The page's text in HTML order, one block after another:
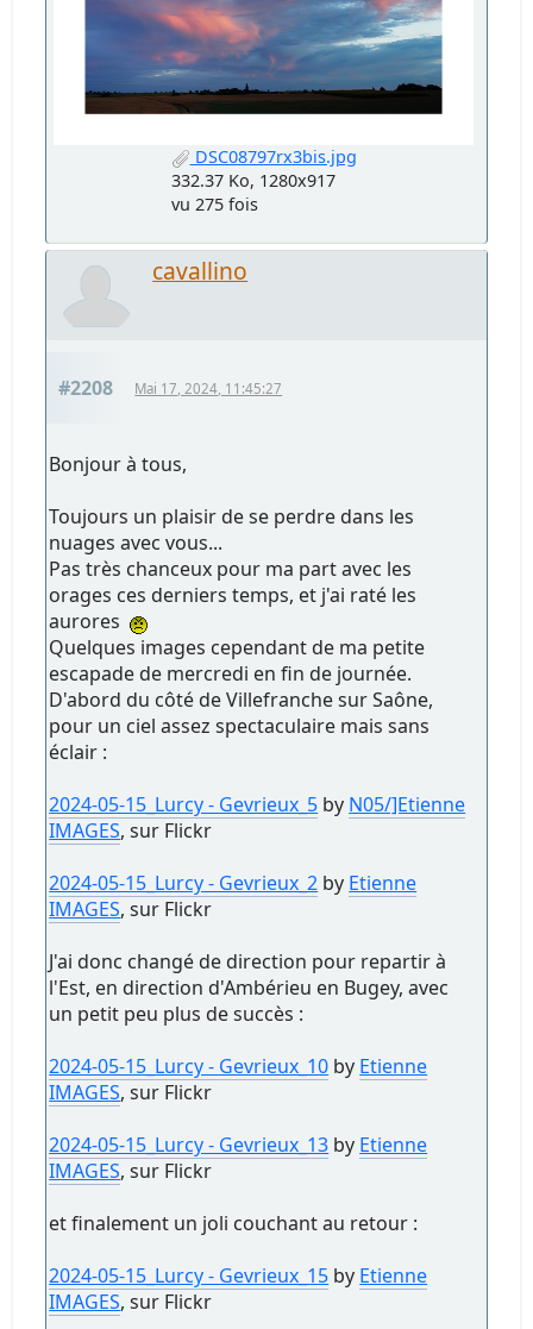
DSC08797rx3bis.jpg
332.37 Ko, 1280x917
vu 275 fois
cavallino
#2208 Mai 17, 2024, 11:45:27
Bonjour à tous,
Toujours un plaisir de se perdre dans les
nuages avec vous...
Pas très chanceux pour ma part avec les
orages ces derniers temps, et j'ai raté les
aurores
Quelques images cependant de ma petite
escapade de mercredi en fin de journée.
D'abord du côté de Villefranche sur Saône,
pour un ciel assez spectaculaire mais sans
éclair :
2024-05-15_Lurcy - Gevrieux_5 by N05/]Etienne
IMAGES, sur Flickr
2024-05-15_Lurcy - Gevrieux_2 by Etienne
IMAGES, sur Flickr
J'ai donc changé de direction pour repartir à
l'Est, en direction d'Ambérieu en Bugey, avec
un petit peu plus de succès :
2024-05-15_Lurcy - Gevrieux_10 by Etienne
IMAGES, sur Flickr
2024-05-15_Lurcy - Gevrieux_13 by Etienne
IMAGES, sur Flickr
et finalement un joli couchant au retour :
2024-05-15_Lurcy - Gevrieux_15 by Etienne
IMAGES, sur Flickr